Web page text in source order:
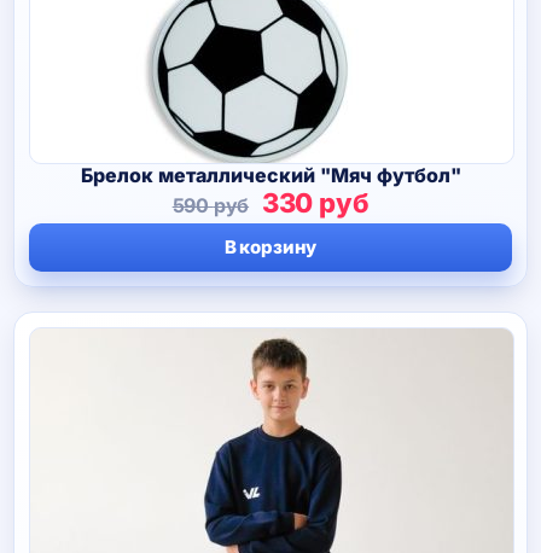
Брелок металлический "Мяч футбол"
590руб Первоначальная
цена
составляла
590 руб.
330 рубТекущая
цена:
330 руб.
В корзину